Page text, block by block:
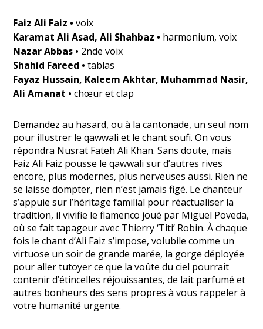
Faiz Ali Faiz • voix
Karamat Ali Asad, Ali Shahbaz • harmonium, voix
Nazar Abbas • 2nde voix
Shahid Fareed • tablas
Fayaz Hussain, Kaleem Akhtar, Muhammad Nasir,
Ali Amanat • chœur et clap
Demandez au hasard, ou à la cantonade, un seul nom
pour illustrer le qawwali et le chant soufi. On vous
répondra Nusrat Fateh Ali Khan. Sans doute, mais
Faiz Ali Faiz pousse le qawwali sur d’autres rives
encore, plus modernes, plus nerveuses aussi. Rien ne
se laisse dompter, rien n’est jamais figé. Le chanteur
s’appuie sur l’héritage familial pour réactualiser la
tradition, il vivifie le flamenco joué par Miguel Poveda,
où se fait tapageur avec Thierry ‘Titi’ Robin. À chaque
fois le chant d’Ali Faiz s’impose, volubile comme un
virtuose un soir de grande marée, la gorge déployée
pour aller tutoyer ce que la voûte du ciel pourrait
contenir d’étincelles réjouissantes, de lait parfumé et
autres bonheurs des sens propres à vous rappeler à
votre humanité urgente.